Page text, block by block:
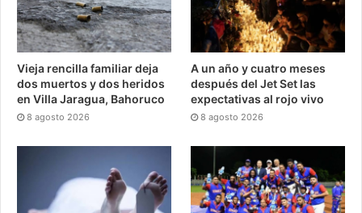
Vieja rencilla familiar deja
dos muertos y dos heridos
en Villa Jaragua, Bahoruco
8 agosto 2026
A un año y cuatro meses
después del Jet Set las
expectativas al rojo vivo
8 agosto 2026